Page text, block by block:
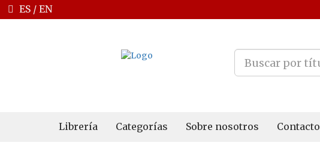
ES / EN
Librería Categorías Sobre nosotros Contacto